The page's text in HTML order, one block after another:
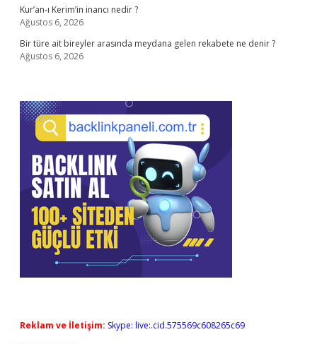
Kur’an-ı Kerim’in inancı nedir ?
Ağustos 6, 2026
Bir türe ait bireyler arasında meydana gelen rekabete ne denir ?
Ağustos 6, 2026
Reklam ve İletişim: Skype: live:.cid.575569c608265c69